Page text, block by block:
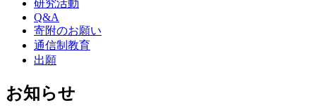
研究活動
Q&A
寄附のお願い
通信制教育
出願
お知らせ